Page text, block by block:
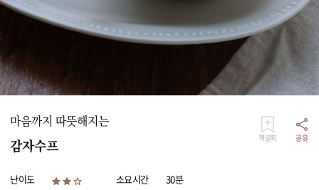
키친
마음까지 따뜻해지는
감자수프 책갈피 공유
난이도 소요시간
30분